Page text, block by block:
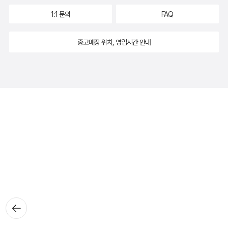
뒤로가
기
1:1 문의 FAQ
중고매장 위치, 영업시간 안내